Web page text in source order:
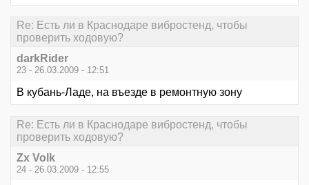
Re: Есть ли в Краснодаре вибростенд, чтобы
проверить ходовую?
darkRider
23 - 26.03.2009 - 12:51
В кубань-Ладе, на въезде в ремонтную зону
Re: Есть ли в Краснодаре вибростенд, чтобы
проверить ходовую?
Zx Volk
24 - 26.03.2009 - 12:55